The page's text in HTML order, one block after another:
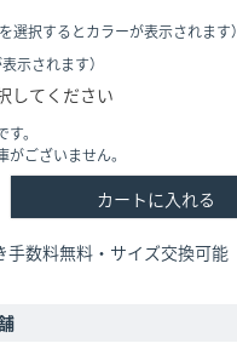
を選択するとカラーが表示されます）
示されます）
。
がございません。
カートに入れる
数料無料・サイズ交換可能